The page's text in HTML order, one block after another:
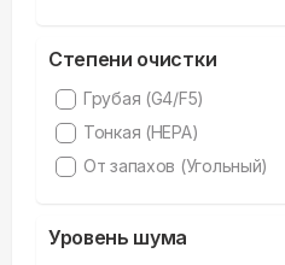
Степени очистки
Грубая (G4/F5)
Тонкая (HEPA)
От запахов (Угольный)
Уровень шума